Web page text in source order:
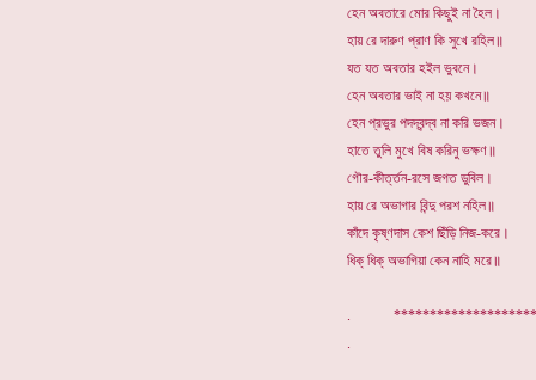
হেন অবতারে মোর কিছুই না হৈল।
হায় রে দারুণ প্রাণ কি সুখে রহিল॥
যত যত অবতার হইল ভুবনে।
হেন অবতার ভাই না হয় কখনে॥
হেন প্রভুর পদদ্বন্দ্ব না করি ভজন।
হাতে তুলি মুখে বিষ করিনু ভক্ষণ॥
গৌর-কীর্ত্তন-রসে জগত ডুবিল।
হায় রে অভাগার বিন্দু পরশ নহিল॥
কাঁদে কৃষ্ণদাস কেশ ছিঁড়ি নিজ-করে।
ধিক্ ধিক্ অভাগিয়া কেন নাহি মরে॥
.